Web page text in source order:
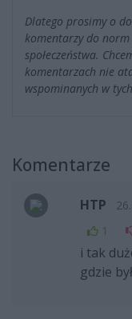
Dlatego prosimy o
komentarzy do norm
społeczeństwa.
komentarzach nie
wspominanych w
Komentarze
HTP
1
i tak
gdzie